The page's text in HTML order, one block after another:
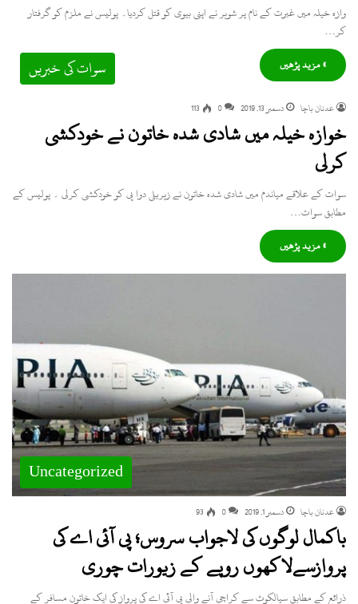
وازہ خیلہ میں غیرت کے نام پر شوہر نے اپنی بیوی کو قتل کردیا۔ پولیس نے ملزم کو گرفتار
کر…
» مزید پڑھیں
سوات کی خبریں
عدنان باچا دسمبر 13, 2019 0
113
خوازہ خیلہ میں شادی شدہ خاتون نے خودکشی
کرلی
سوات کے علاقے میاندم میں شادی شدہ خاتون نے زہریلی دوا پی کو خودکشی کرلی ۔ پولیس کے
مطابق سوات…
» مزید پڑھیں
Uncategorized
عدنان باچا دسمبر 1, 2019 0
93
باکمال لوگوں کی لاجواب سروس؛ پی آئی اے کی
پروازسےلاکھوں روپے کے زیورات چوری
ذرائع کے مطابق سیالکوٹ سے کراچی آنے والی پی آئی اے کی پرواز کی ایک خاتون مسافر کے